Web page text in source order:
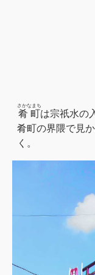
肴町
さかなまち
は宗祇水の
肴町の界隈で見
く。